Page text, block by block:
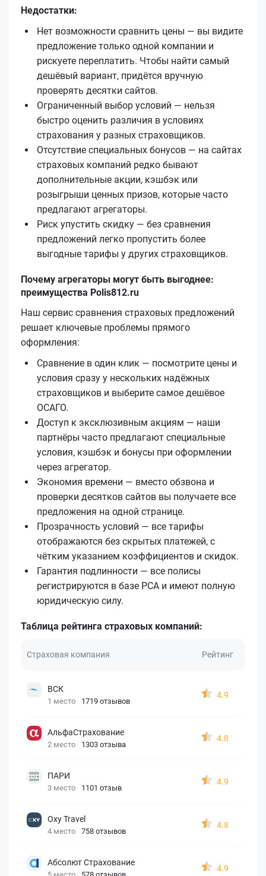
Недостатки:
Нет возможности сравнить цены — вы видите
предложение только одной компании и
рискуете переплатить. Чтобы найти самый
дешёвый вариант, придётся вручную
проверять десятки сайтов.
Ограниченный выбор условий — нельзя
быстро оценить различия в условиях
страхования у разных страховщиков.
Отсутствие специальных бонусов — на сайтах
страховых компаний редко бывают
дополнительные акции, кэшбэк или
розыгрыши ценных призов, которые часто
предлагают агрегаторы.
Риск упустить скидку — без сравнения
предложений легко пропустить более
выгодные тарифы у других страховщиков.
Почему агрегаторы могут быть выгоднее:
преимущества Polis812.ru
Наш сервис сравнения страховых предложений
решает ключевые проблемы прямого
оформления:
Сравнение в один клик — посмотрите цены и
условия сразу у нескольких надёжных
страховщиков и выберите самое дешёвое
ОСАГО.
Доступ к эксклюзивным акциям — наши
партнёры часто предлагают специальные
условия, кэшбэк и бонусы при оформлении
через агрегатор.
Экономия времени — вместо обзвона и
проверки десятков сайтов вы получаете все
предложения на одной странице.
Прозрачность условий — все тарифы
отображаются без скрытых платежей, с
чётким указанием коэффициентов и скидок.
Гарантия подлинности — все полисы
регистрируются в базе РСА и имеют полную
юридическую силу.
Таблица рейтинга страховых компаний:
Страховая компания Рейтинг
ВСК
1 место 1719 отзывов
4.9
АльфаСтрахование
2 место 1303 отзыва
4.8
ПАРИ
3 место 1101 отзыв
4.9
Oxy Travel
4 место 758 отзывов
4.8
Абсолют Страхование
4.9